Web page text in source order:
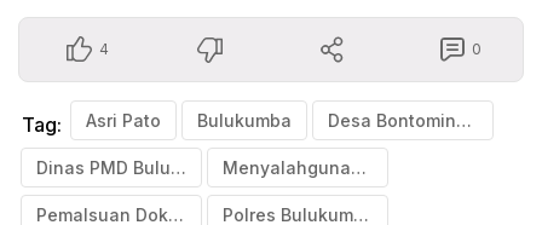
4 0
Tag: Asri Pato Bulukumba Desa Bontominasa
Dinas PMD Bulukumba Menyalahgunakan anggaran
Pemalsuan Dokumen Polres Bulukumba